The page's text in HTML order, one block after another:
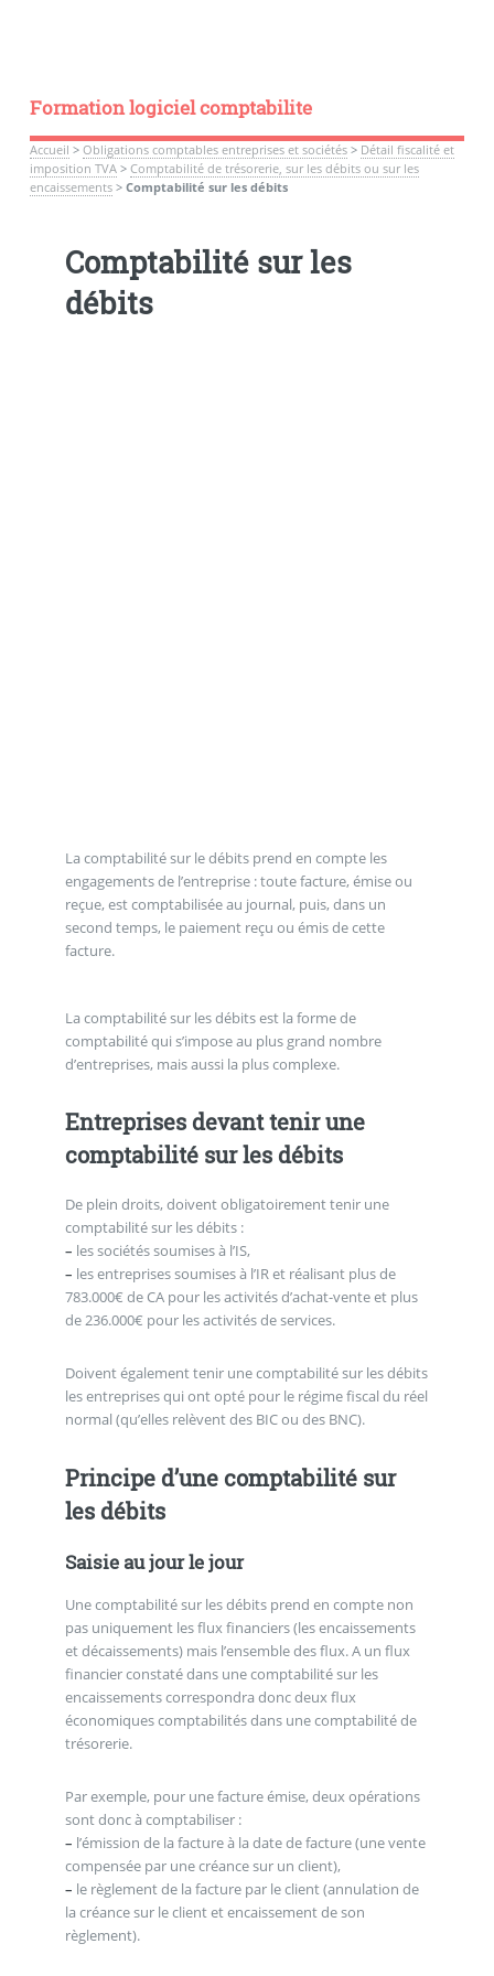
Formation logiciel comptabilite
Accueil > Obligations comptables entreprises et sociétés> Détail fiscalité et
imposition TVA> Comptabilité de trésorerie, sur les débits ou sur les
encaissements> Comptabilité sur les débits
Comptabilité sur les
débits
La comptabilité sur le débits prend en compte les
engagements de l’entreprise : toute facture, émise ou
reçue, est comptabilisée au journal, puis, dans un
second temps, le paiement reçu ou émis de cette
facture.
La comptabilité sur les débits est la forme de
comptabilité qui s’impose au plus grand nombre
d’entreprises, mais aussi la plus complexe.
Entreprises devant tenir une
comptabilité sur les débits
De plein droits, doivent obligatoirement tenir une
comptabilité sur les débits :
– les sociétés soumises à l’IS,
– les entreprises soumises à l’IR et réalisant plus de
783.000€ de CA pour les activités d’achat-vente et plus
de 236.000€ pour les activités de services.
Doivent également tenir une comptabilité sur les débits
les entreprises qui ont opté pour le régime fiscal du réel
normal (qu’elles relèvent des BIC ou des BNC).
Principe d’une comptabilité sur
les débits
Saisie au jour le jour
Une comptabilité sur les débits prend en compte non
pas uniquement les flux financiers (les encaissements
et décaissements) mais l’ensemble des flux. A un flux
financier constaté dans une comptabilité sur les
encaissements correspondra donc deux flux
économiques comptabilités dans une comptabilité de
trésorerie.
Par exemple, pour une facture émise, deux opérations
sont donc à comptabiliser :
– l’émission de la facture à la date de facture (une vente
compensée par une créance sur un client),
– le règlement de la facture par le client (annulation de
la créance sur le client et encaissement de son
règlement).